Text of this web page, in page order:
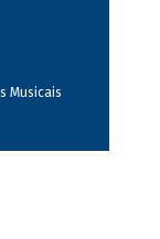
Musicais